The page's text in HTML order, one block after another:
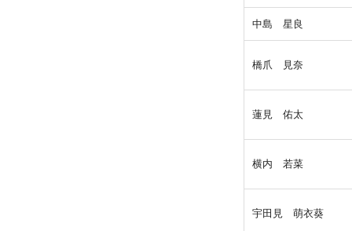
中島 星良
橋爪 見奈
蓮見 佑太
横内 若菜
宇田見 萌衣葵